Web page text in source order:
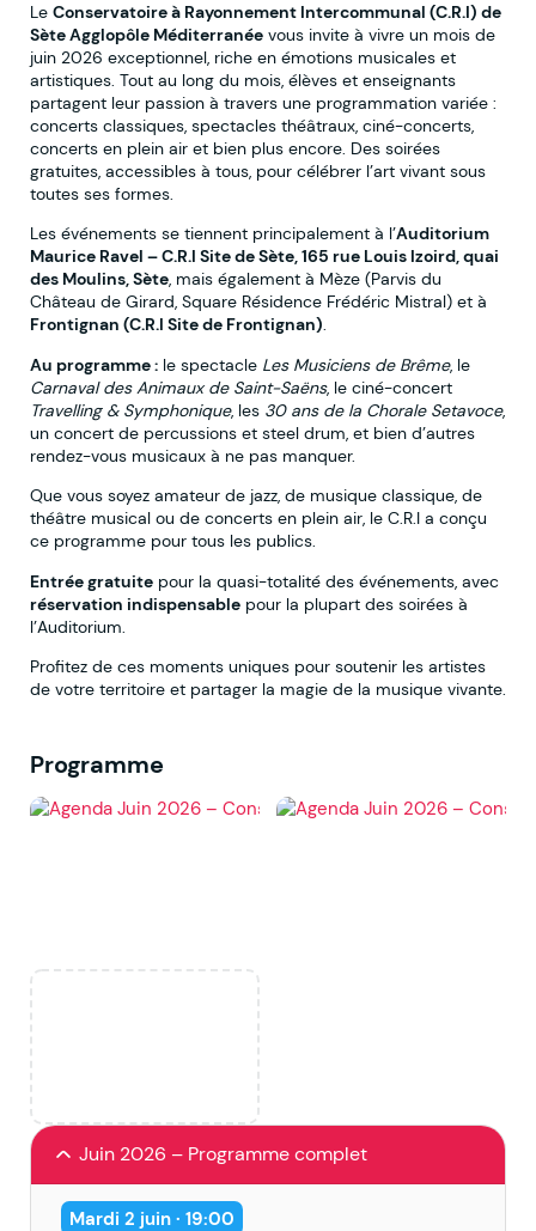
Le Conservatoire à Rayonnement Intercommunal (C.R.I) de
Sète Agglopôle Méditerranée vous invite à vivre un mois de
juin 2026 exceptionnel, riche en émotions musicales et
artistiques. Tout au long du mois, élèves et enseignants
partagent leur passion à travers une programmation variée :
concerts classiques, spectacles théâtraux, ciné-concerts,
concerts en plein air et bien plus encore. Des soirées
gratuites, accessibles à tous, pour célébrer l’art vivant sous
toutes ses formes.
Les événements se tiennent principalement à l’Auditorium
Maurice Ravel – C.R.I Site de Sète, 165 rue Louis Izoird, quai
des Moulins, Sète, mais également à Mèze (Parvis du
Château de Girard, Square Résidence Frédéric Mistral) et à
Frontignan (C.R.I Site de Frontignan).
Au programme : le spectacle Les Musiciens de Brême, le
Carnaval des Animaux de Saint-Saëns, le ciné-concert
Travelling & Symphonique, les 30 ans de la Chorale Setavoce,
un concert de percussions et steel drum, et bien d’autres
rendez-vous musicaux à ne pas manquer.
Que vous soyez amateur de jazz, de musique classique, de
théâtre musical ou de concerts en plein air, le C.R.I a conçu
ce programme pour tous les publics.
Entrée gratuite pour la quasi-totalité des événements, avec
réservation indispensable pour la plupart des soirées à
l’Auditorium.
Profitez de ces moments uniques pour soutenir les artistes
de votre territoire et partager la magie de la musique vivante.
Programme
Juin 2026 – Programme complet
Mardi 2 juin · 19:00